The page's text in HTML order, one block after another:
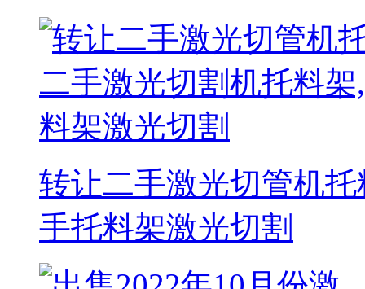
转让二手激光切管机
手托料架激光切割